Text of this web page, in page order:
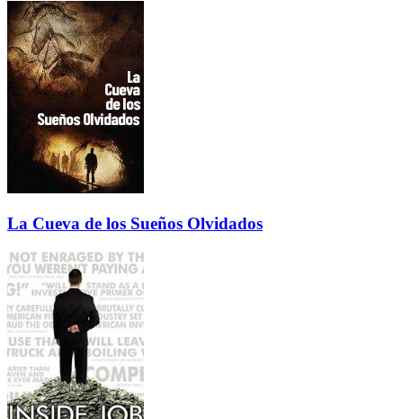
La Cueva de los Sueños Olvidados